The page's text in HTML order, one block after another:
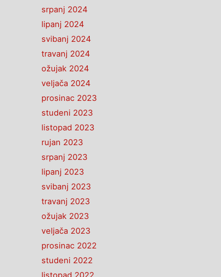
srpanj 2024
lipanj 2024
svibanj 2024
travanj 2024
ožujak 2024
veljača 2024
prosinac 2023
studeni 2023
listopad 2023
rujan 2023
srpanj 2023
lipanj 2023
svibanj 2023
travanj 2023
ožujak 2023
veljača 2023
prosinac 2022
studeni 2022